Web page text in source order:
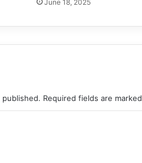
June 18, 2025
Required fields are marked